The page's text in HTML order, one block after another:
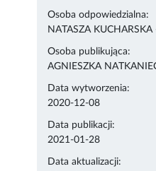
Osoba odpowiedzialna:
NATASZA
Osoba publikująca:
AGNIESZKA
Data wytworzenia:
2020-12-08
Data publikacji:
2021-01-28
Data aktualizacji: